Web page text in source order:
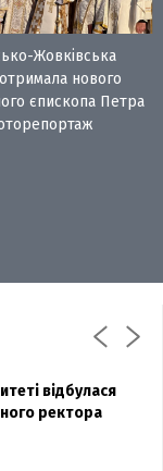
Жовківська
нового
єпископа Петра
біль»:
вдруге
з весілля
відбулася
ректора